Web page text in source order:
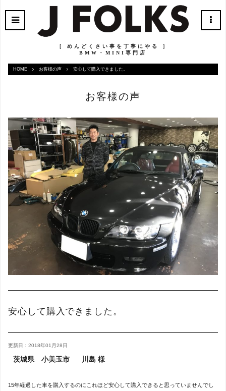
［ めんどくさい事を丁寧にやる ］
BMW・MINI専門店
HOME お客様の声 安心して購入できました。
お客様の声
安心して購入できました。
更新日：2018年01月28日
茨城県 小美玉市 川島 様
15年経過した車を購入するのにこれほど安心して購入できると思っていませんでし